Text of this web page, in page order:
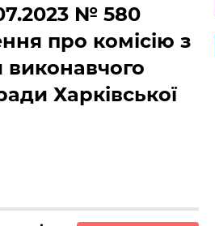
№ 580
про комісію з
виконавчого
Харківської